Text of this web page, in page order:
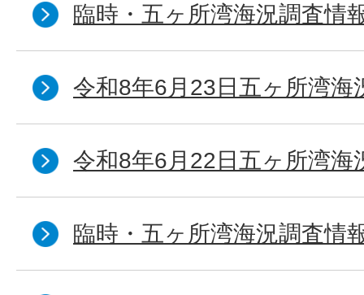
臨時・五ヶ所湾海況調査情
令和8年6月23日五ヶ所湾海
令和8年6月22日五ヶ所湾海
臨時・五ヶ所湾海況調査情